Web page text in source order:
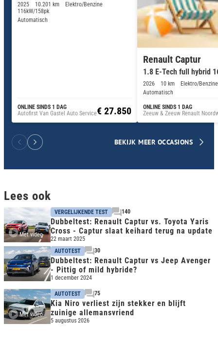
2025 10.201 km
Elektro/Benzine
116kW/158pk
Automatisch
ONLINE SINDS 1 DAG
Autofirst Van Gastel Auto Service€ 27.850
Renault Captur
1.8 E-Tech full hybrid
2026 10 km
Elektro/Benzine
Automatisch
ONLINE SINDS 1 DAG
Zeeuw & Zeeuw Renault
BEKIJK MEER OCCASIONS
Lees ook
Met video
VERGELIJKENDE TEST 140
Dubbeltest: Renault Captur vs. Toyota Yaris
Cross - Captur slaat keihard terug na update
22 maart 2025
AUTOTEST
30
Dubbeltest: Renault Captur vs Jeep Avenger
- Pittig of mild hybride?
1 december 2024
Met video
AUTOTEST 75
Kia Niro verliest zijn stekker en blijft
zuinige allemansvriend
5 augustus 2026